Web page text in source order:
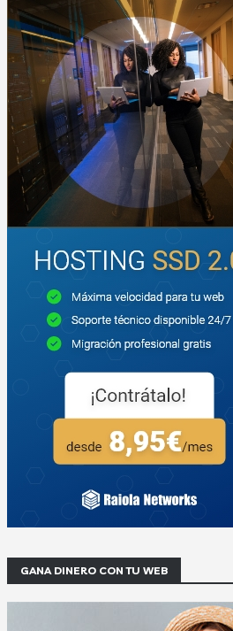
GANA DINERO CON TU WEB